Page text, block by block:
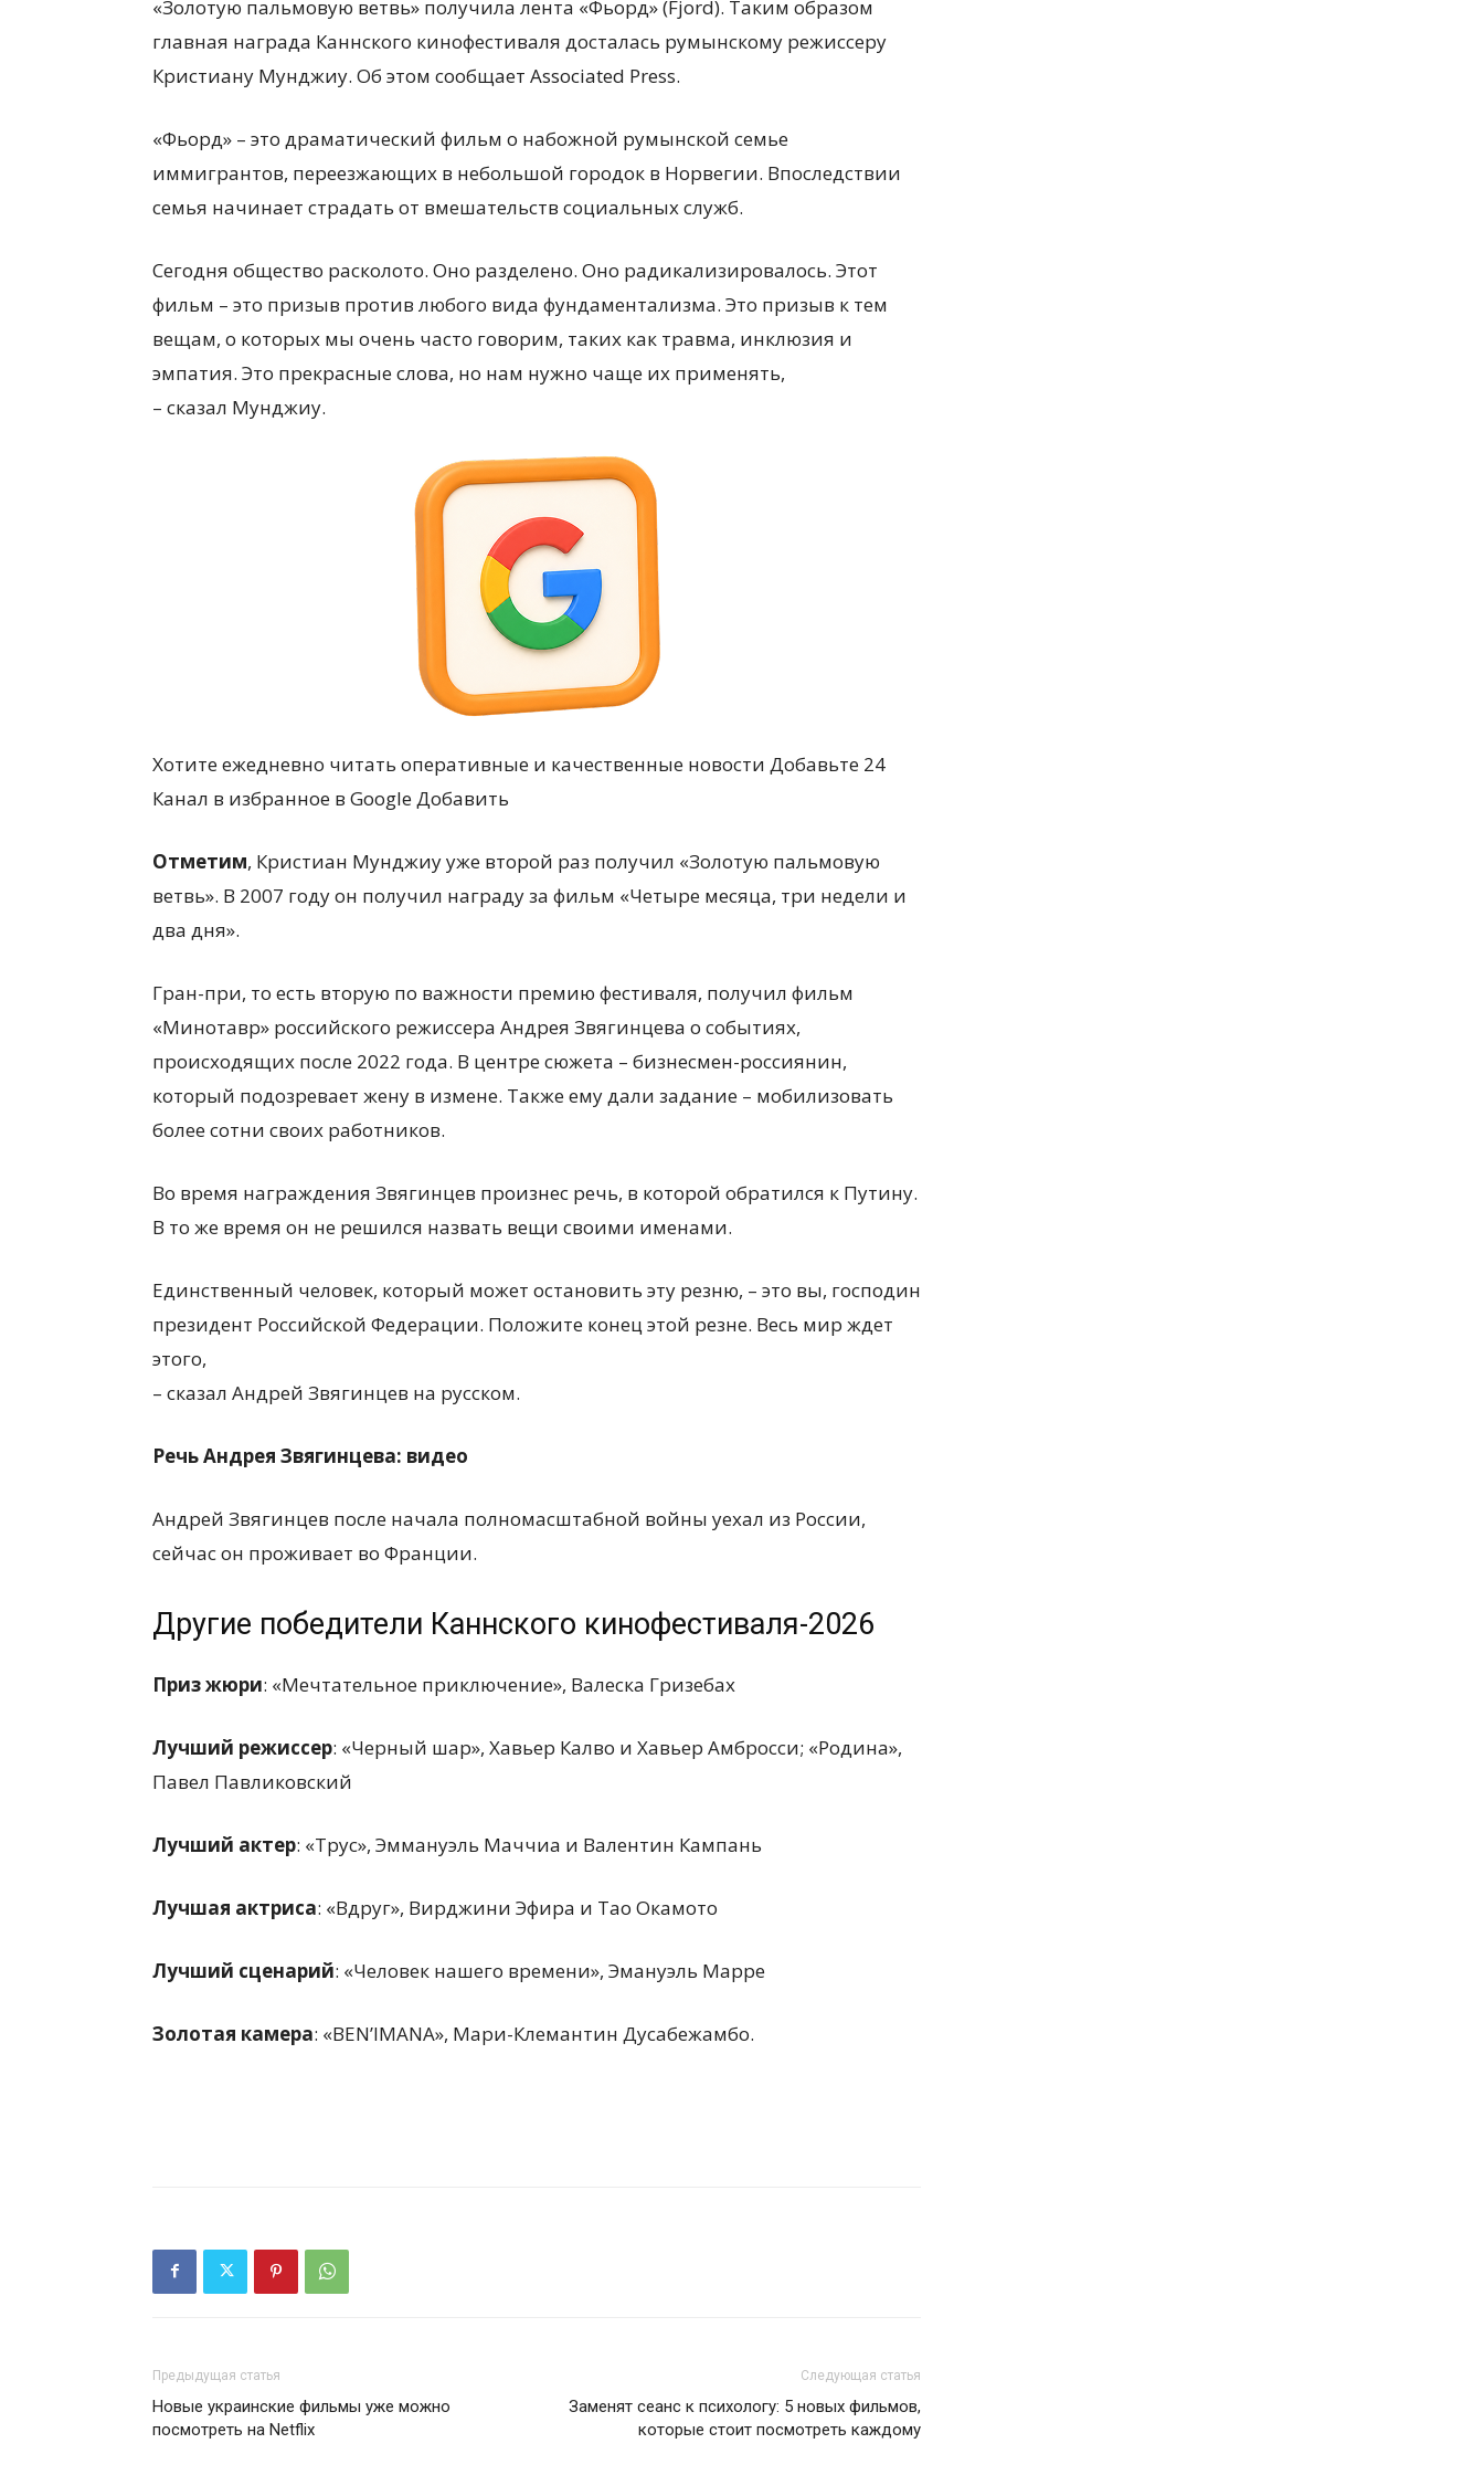
«Золотую пальмовую ветвь» получила лента «Фьорд» (Fjord). Таким образом
главная награда Каннского кинофестиваля досталась румынскому режиссеру
Кристиану Мунджиу. Об этом сообщает Associated Press.
«Фьорд» – это драматический фильм о набожной румынской семье
иммигрантов, переезжающих в небольшой городок в Норвегии. Впоследствии
семья начинает страдать от вмешательств социальных служб.
Сегодня общество расколото. Оно разделено. Оно радикализировалось. Этот
фильм – это призыв против любого вида фундаментализма. Это призыв к тем
вещам, о которых мы очень часто говорим, таких как травма, инклюзия и
эмпатия. Это прекрасные слова, но нам нужно чаще их применять,
– сказал Мунджиу.
Хотите ежедневно читать оперативные и качественные новости Добавьте 24
Канал в избранное в Google Добавить
Отметим, Кристиан Мунджиу уже второй раз получил «Золотую пальмовую
ветвь». В 2007 году он получил награду за фильм «Четыре месяца, три недели и
два дня».
Гран-при, то есть вторую по важности премию фестиваля, получил фильм
«Минотавр» российского режиссера Андрея Звягинцева о событиях,
происходящих после 2022 года. В центре сюжета – бизнесмен-россиянин,
который подозревает жену в измене. Также ему дали задание – мобилизовать
более сотни своих работников.
Во время награждения Звягинцев произнес речь, в которой обратился к Путину.
В то же время он не решился назвать вещи своими именами.
Единственный человек, который может остановить эту резню, – это вы, господин
президент Российской Федерации. Положите конец этой резне. Весь мир ждет
этого,
– сказал Андрей Звягинцев на русском.
Речь Андрея Звягинцева: видео
Андрей Звягинцев после начала полномасштабной войны уехал из России,
сейчас он проживает во Франции.
Другие победители Каннского кинофестиваля-2026
Приз жюри: «Мечтательное приключение», Валеска Гризебах
Лучший режиссер: «Черный шар», Хавьер Калво и Хавьер Амбросси; «Родина»,
Павел Павликовский
Лучший актер: «Трус», Эммануэль Маччиа и Валентин Кампань
Лучшая актриса: «Вдруг», Вирджини Эфира и Тао Окамото
Лучший сценарий: «Человек нашего времени», Эмануэль Марре
Золотая камера: «BEN’IMANA», Мари-Клемантин Дусабежамбо.
Предыдущая статья
Новые украинские фильмы уже можно
посмотреть на Netflix
Следующая статья
Заменят сеанс к психологу: 5 новых фильмов,
которые стоит посмотреть каждому